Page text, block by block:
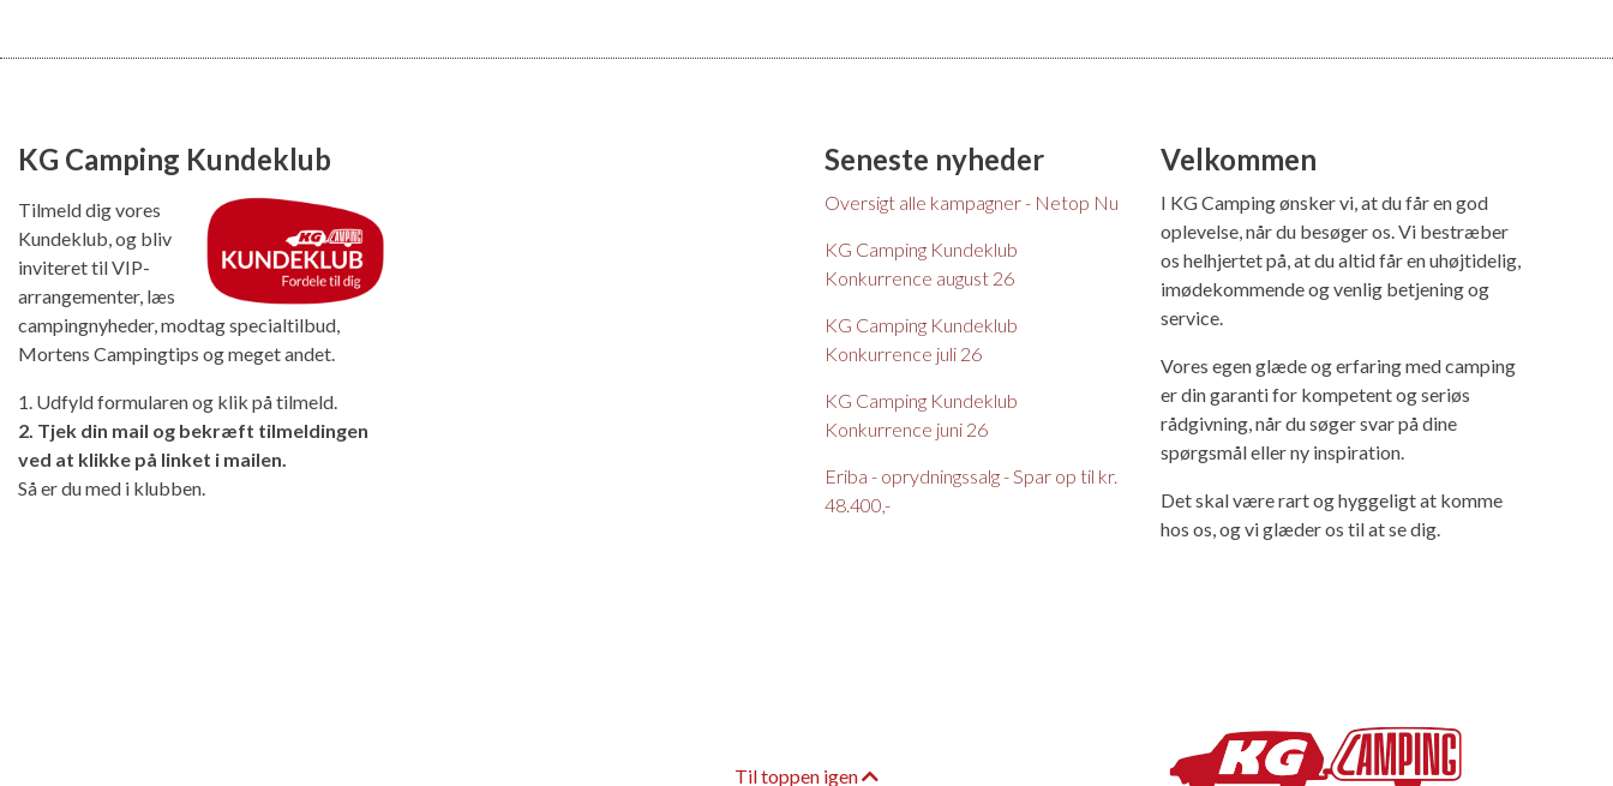
KG Camping Kundeklub
Tilmeld dig vores
Kundeklub, og bliv
inviteret til VIP-
arrangementer, læs
campingnyheder, modtag specialtilbud,
Mortens Campingtips og meget andet.
1. Udfyld formularen og klik på tilmeld.
2. Tjek din mail og bekræft tilmeldingen
ved at klikke på linket i mailen.
Så er du med i klubben.
Seneste nyheder
Oversigt alle kampagner - Netop Nu
KG Camping Kundeklub
Konkurrence august 26
KG Camping Kundeklub
Konkurrence juli 26
KG Camping Kundeklub
Konkurrence juni 26
Eriba - oprydningssalg - Spar op til kr.
48.400,-
Velkommen
I KG Camping ønsker vi, at du får en god
oplevelse, når du besøger os. Vi bestræber
os helhjertet på, at du altid får en uhøjtidelig,
imødekommende og venlig betjening og
service.
Vores egen glæde og erfaring med camping
er din garanti for kompetent og seriøs
rådgivning, når du søger svar på dine
spørgsmål eller ny inspiration.
Det skal være rart og hyggeligt at komme
hos os, og vi glæder os til at se dig.
Til toppen igen